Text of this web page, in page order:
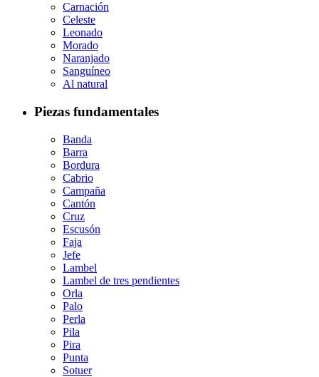
Carnación
Celeste
Leonado
Morado
Naranjado
Sanguíneo
Al natural
Piezas fundamentales
Banda
Barra
Bordura
Cabrio
Campaña
Cantón
Cruz
Escusón
Faja
Jefe
Lambel
Lambel de tres pendientes
Orla
Palo
Perla
Pila
Pira
Punta
Sotuer